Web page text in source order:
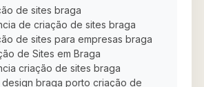
de sites braga
de criação de sites braga
de sites para empresas braga
de Sites em Braga
criação de sites braga
braga porto criação de